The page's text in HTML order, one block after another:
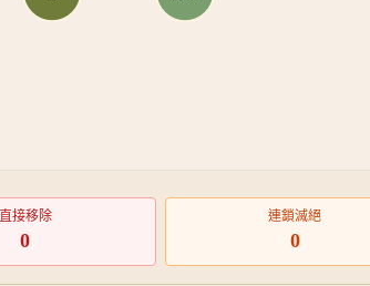
直接移除
0
連鎖滅絕
0